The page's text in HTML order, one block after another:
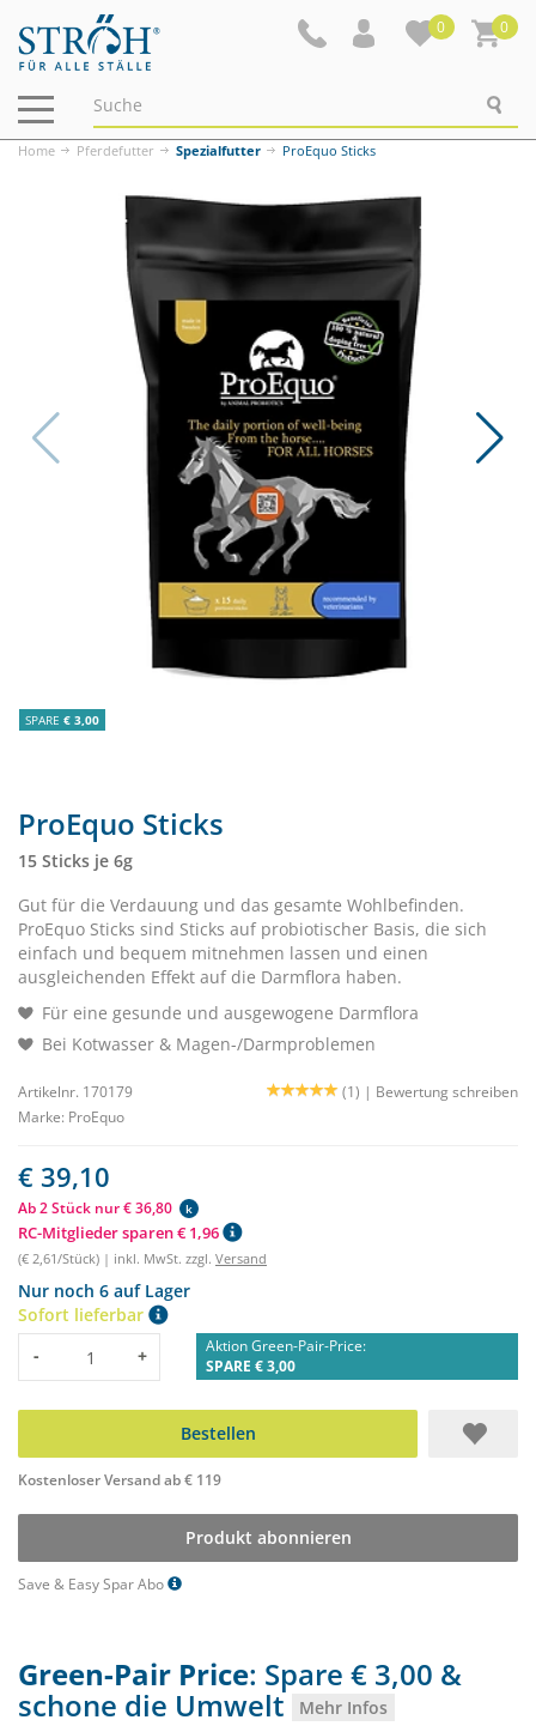
0 0
Navigation
ein-/ausblenden
Home Pferdefutter Spezialfutter ProEquo Sticks
SPARE € 3,00
ProEquo Sticks
15 Sticks je 6g
Gut für die Verdauung und das gesamte Wohlbefinden.
ProEquo Sticks sind Sticks auf probiotischer Basis, die sich
einfach und bequem mitnehmen lassen und einen
ausgleichenden Effekt auf die Darmflora haben.
Für eine gesunde und ausgewogene Darmflora
Bei Kotwasser & Magen-/Darmproblemen
Artikelnr. 170179 (1) | Bewertung schreiben
Marke: ProEquo
€ 39,10
Ab 2 Stück nur € 36,80 k
RC-Mitglieder sparen € 1,96
(€ 2,61/Stück) | inkl. MwSt. zzgl. Versand
Nur noch 6 auf Lager
Sofort lieferbar
Menge
- +
Aktion Green-Pair-Price:
SPARE € 3,00
Bestellen
Kostenloser Versand ab € 119
Produkt abonnieren
Save & Easy Spar Abo
Green-Pair Price: Spare € 3,00 &
schone die Umwelt Mehr Infos